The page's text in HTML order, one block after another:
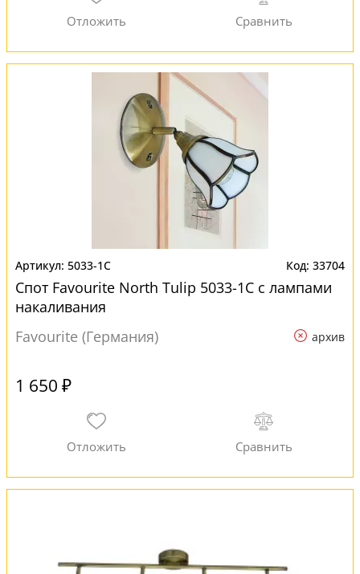
5033-1C 33704
Спот Favourite North Tulip 5033-1C с лампами
накаливания
Favourite (Германия)
архив
1 650 ₽